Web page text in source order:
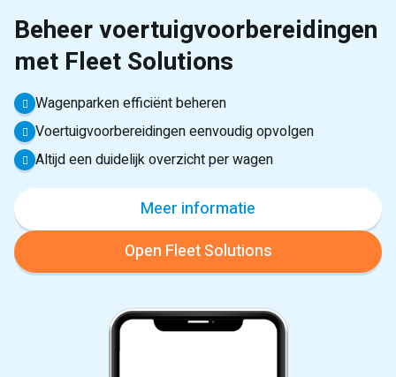
Beheer voertuigvoorbereidingen
met Fleet Solutions
Wagenparken efficiënt beheren
Voertuigvoorbereidingen eenvoudig opvolgen
Altijd een duidelijk overzicht per wagen
Meer informatie
Open Fleet Solutions